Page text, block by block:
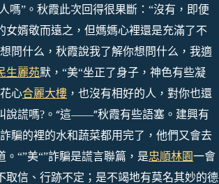
嗎”。秋霞此次回得很果斷：“沒有，即便
婿敬而遠之，但媽媽心裡還是充滿了不
問什么，秋霞說我了解你想問什么，我適
生麗苑默， “美“坐正了身子，神色有些凝
心合麗大樓 ，也沒有相好的人，對你也還
說謊嗎? 。 “這——”秋霞有些語塞。建興有
騙的裡的水和蔬菜都用完了，他們又會去
“”美“”詐騙是謊言聯篇，是忠順林園一會
信、行跡不定；是不竭地有莫名其妙的德